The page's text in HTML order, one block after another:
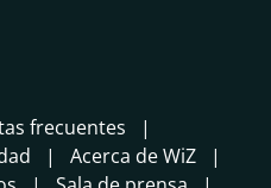
frecuentes
Acerca de WiZ